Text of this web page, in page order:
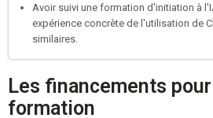
Avoir suivi une formation d'initiation à
expérience concrète de l'utilisation de
similaires.
Les financements
formation